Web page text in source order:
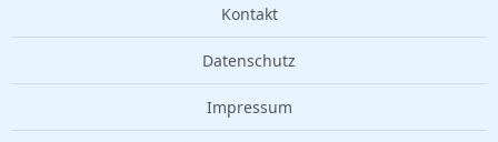
Kontakt
Datenschutz
Impressum